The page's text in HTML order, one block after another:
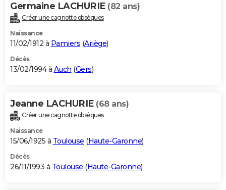
Germaine LACHURIE (82 ans)
Créer une cagnotte obsèques
Naissance
11/02/1912 à Pamiers (Ariège)
Décès
13/02/1994 à Auch (Gers)
Jeanne LACHURIE (68 ans)
Créer une cagnotte obsèques
Naissance
15/06/1925 à Toulouse (Haute-Garonne)
Décès
26/11/1993 à Toulouse (Haute-Garonne)